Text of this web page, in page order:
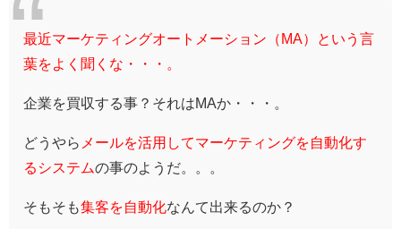
最近マーケティングオートメーション（MA）という言
葉をよく聞くな・・・。
企業を買収する事？それはMAか・・・。
どうやら メールを活用してマーケティングを自動化す
るシステムの事のようだ。。。
そもそも集客を自動化なんて出来るのか？